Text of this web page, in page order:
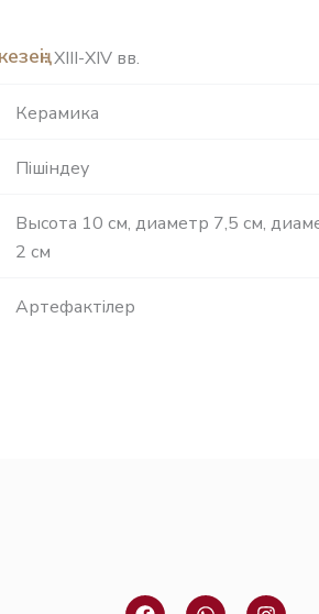
XIII-XІV вв.
Керамика
Пішіндеу
Высота 10 см, диаметр 7,5 см,
2 см
Артефактілер
F W I